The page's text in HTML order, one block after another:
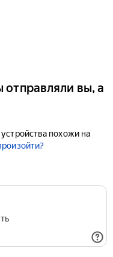
отправляли вы, а
похожи на